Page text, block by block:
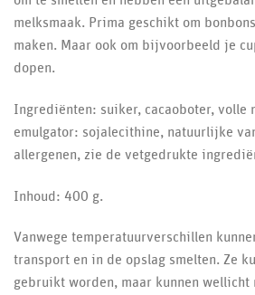
melksmaak. Prima geschikt om
maken. Maar ook om bijvoorbeeld je
dopen.
Ingrediënten: suiker, cacaoboter, volle
emulgator: sojalecithine, natuurlijke
allergenen, zie de vetgedrukte
Inhoud: 400 g.
Vanwege temperatuurverschillen
transport en in de opslag smelten. Ze
gebruikt worden, maar kunnen